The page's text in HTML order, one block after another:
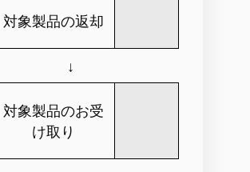
対象製品の返却
↓
対象製品のお受
け取り